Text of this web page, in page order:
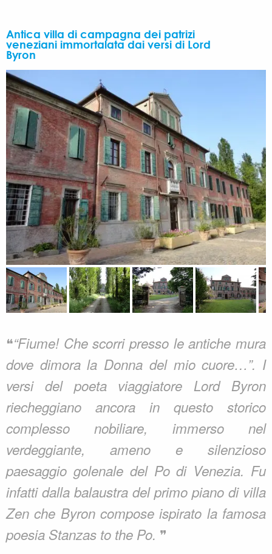
Antica villa di campagna dei patrizi
veneziani immortalata dai versi di Lord
Byron
❝“Fiume! Che scorri presso le antiche mura
dove dimora la Donna del mio cuore…”. I
versi del poeta viaggiatore Lord Byron
riecheggiano ancora in questo storico
complesso nobiliare, immerso nel
verdeggiante, ameno e silenzioso
paesaggio golenale del Po di Venezia. Fu
infatti dalla balaustra del primo piano di villa
Zen che Byron compose ispirato la famosa
poesia Stanzas to the Po. ❞